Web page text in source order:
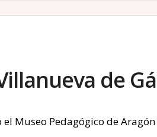
de
el Museo Pedagógico de